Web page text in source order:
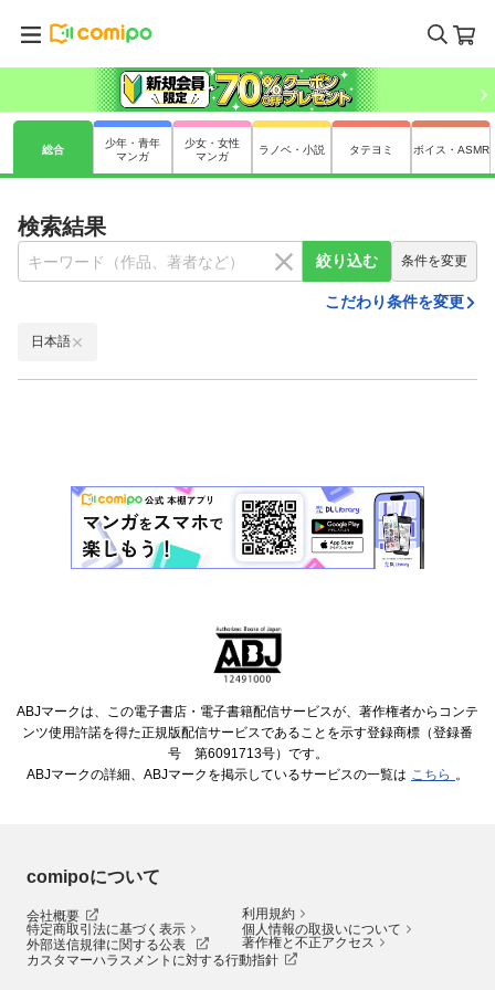
総合
少年・青年
マンガ
少女・女性
マンガ
ラノベ・小説 タテヨミ ボイス・ASMR
検索結果
絞り込む 条件を変更
こだわり条件を変更
日本語
ABJマークは、この電子書店・電子書籍配信サービスが、著作権者からコンテ
ンツ使用許諾を得た正規版配信サービスであることを示す登録商標（登録番
号 第6091713号）です。
ABJマークの詳細、ABJマークを掲示しているサービスの一覧は こちら 。
comipoについて
会社概要
利用規約
特定商取引法に基づく表示
個人情報の取扱いについて
外部送信規律に関する公表
著作権と不正アクセス
カスタマーハラスメントに対する行動指針